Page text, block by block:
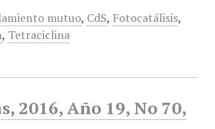
mutuo, CdS, Fotocatálisis,
, Tetraciclina
2016, Año 19, No 70,